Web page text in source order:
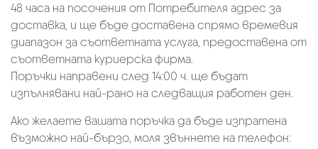
48 часа на посочения от Потребителя адрес за
доставка, и ще бъде доставена спрямо времевия
диапазон за съответната услуга, предоставена от
съответната куриерска фирма.
Поръчки направени след 14:00 ч. ще бъдат
изпълнявани най-рано на следващия работен ден.
Ако желаете вашата поръчка да бъде изпратена
възможно най-бързо, моля звъннете на телефон: